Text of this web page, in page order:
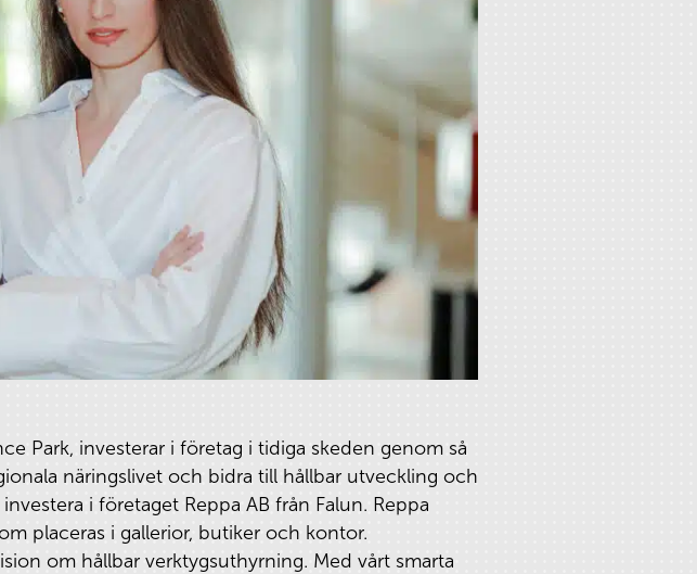
Park, investerar i företag i tidiga skeden genom så
näringslivet och bidra till hållbar utveckling och
i företaget Reppa AB från Falun. Reppa
placeras i gallerior, butiker och kontor.
om hållbar verktygsuthyrning. Med vårt smarta